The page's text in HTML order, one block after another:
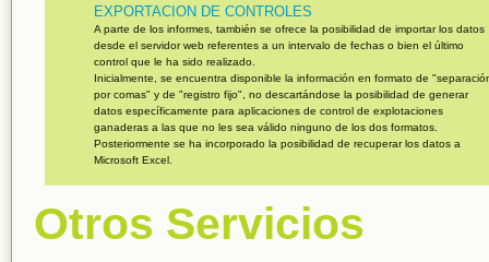
EXPORTACION DE CONTROLES
A parte de los informes, también se ofrece la posibilidad de importar los datos
desde el servidor web referentes a un intervalo de fechas o bien el último
control que le ha sido realizado.
Inicialmente, se encuentra disponible la información en formato de
por comas" y de "registro fijo", no descartándose la posibilidad de generar
datos específicamente para aplicaciones de control de explotaciones
ganaderas a las que no les sea válido ninguno de los dos formatos.
Posteriormente se ha incorporado la posibilidad de recuperar los datos a
Microsoft Excel.
Otros Servicios